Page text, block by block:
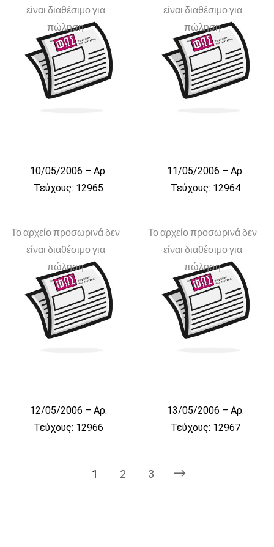
είναι διαθέσιμο για
πώληση
10/05/2006 – Αρ.
Τεύχους: 12965
είναι διαθέσιμο για
πώληση
11/05/2006 – Αρ.
Τεύχους: 12964
Το αρχείο προσωρινά δεν
είναι διαθέσιμο για
πώληση
12/05/2006 – Αρ.
Τεύχους: 12966
Το αρχείο προσωρινά δεν
είναι διαθέσιμο για
πώληση
13/05/2006 – Αρ.
Τεύχους: 12967
1 2 3